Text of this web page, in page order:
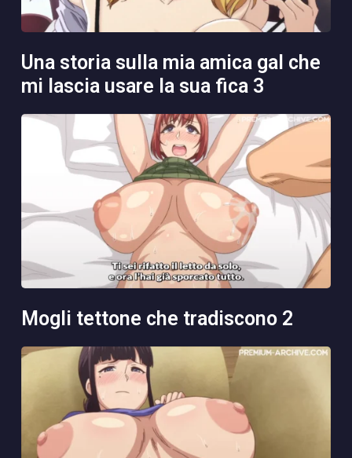
una storia sulla mia amica gal che
mi lascia usare la sua fica 3
mogli tettone che tradiscono 2